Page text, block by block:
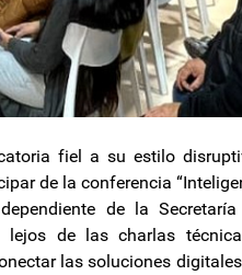
fiel a su estilo
de la conferencia
de la
lejos de las charlas
las soluciones